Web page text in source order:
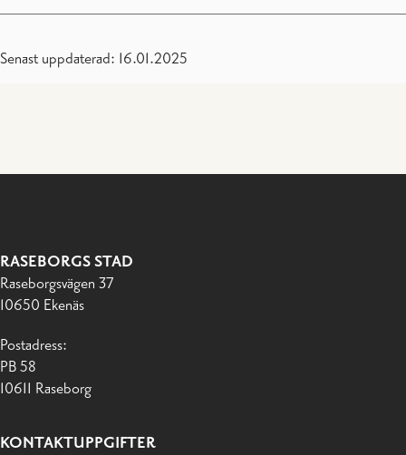
Senast uppdaterad: 16.01.2025
RASEBORGS STAD
Raseborgsvägen 37
10650 Ekenäs
Postadress:
PB 58
10611 Raseborg
KONTAKTUPPGIFTER